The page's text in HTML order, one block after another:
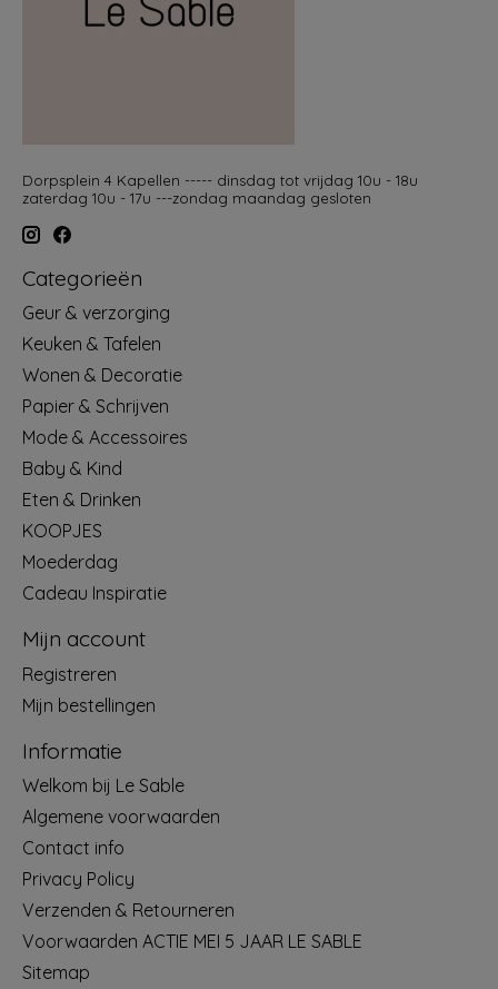
Dorpsplein 4 Kapellen ----- dinsdag tot vrijdag 10u - 18u
zaterdag 10u - 17u ---zondag maandag gesloten
Categorieën
Geur & verzorging
Keuken & Tafelen
Wonen & Decoratie
Papier & Schrijven
Mode & Accessoires
Baby & Kind
Eten & Drinken
KOOPJES
Moederdag
Cadeau Inspiratie
Mijn account
Registreren
Mijn bestellingen
Informatie
Welkom bij Le Sable
Algemene voorwaarden
Contact info
Privacy Policy
Verzenden & Retourneren
Voorwaarden ACTIE MEI 5 JAAR LE SABLE
Sitemap